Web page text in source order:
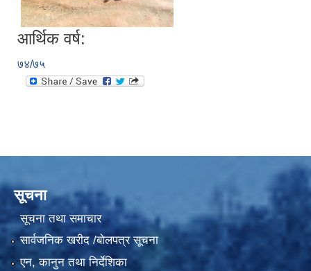
आर्थिक वर्ष:
७४/७५
सूचना
सूचना तथा समाचार
सार्वजनिक खरीद /बोलपत्र सूचना
एन, कानुन तथा निर्देशिका